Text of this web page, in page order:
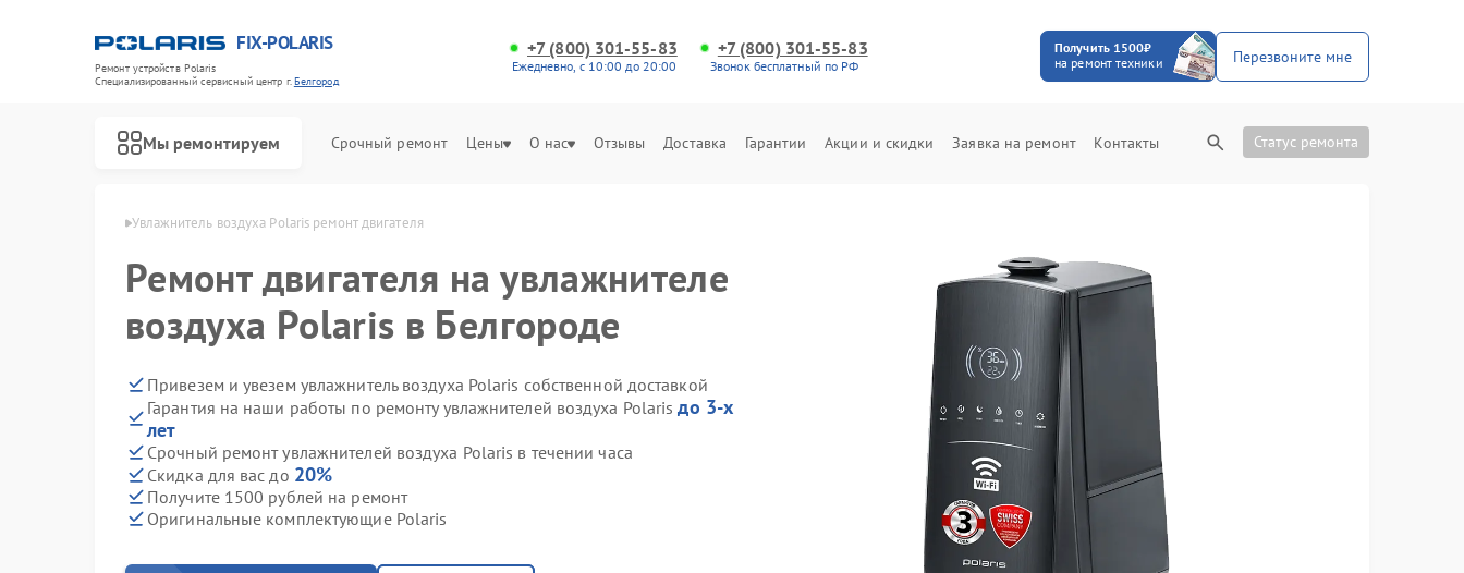
FIX-POLARIS
Ремонт устройств Polaris
Специализированный cервисный центр г.Белгород
+7 (800) 301-55-83
Ежедневно, с 10:00 до 20:00
+7 (800) 301-55-83
Звонок бесплатный по РФ
Получить 1500₽
на ремонт техники
Перезвоните мне
Мы ремонтируем Срочный ремонт Цены О нас Отзывы Доставка Гарантии Акции и скидки Заявка на ремонт Контакты Статус ремонта
в Белгороде Увлажнитель воздуха Polaris ремонт двигателя
Ремонт двигателя на увлажнителе
воздуха Polaris в Белгороде
Привезем и увезем увлажнитель воздуха Polaris собственной доставкой
Гарантия на наши работы по ремонту увлажнителей воздуха Polarisдо 3-х
лет
Срочный ремонт увлажнителей воздуха Polaris в течении часа
Скидка для вас до 20%
Получите 1500 рублей на ремонт
Оригинальные комплектующие Polaris